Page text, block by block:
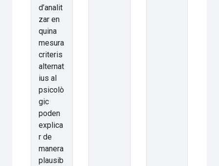
d’analit
zar en
quina
mesura
criteris
alternat
ius al
psicolò
gic
poden
explica
r de
manera
plausib